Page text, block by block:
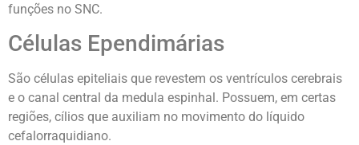
funções no SNC.
Células Ependimárias
São células epiteliais que revestem os ventrículos cerebrais
e o canal central da medula espinhal. Possuem, em certas
regiões, cílios que auxiliam no movimento do líquido
cefalorraquidiano.